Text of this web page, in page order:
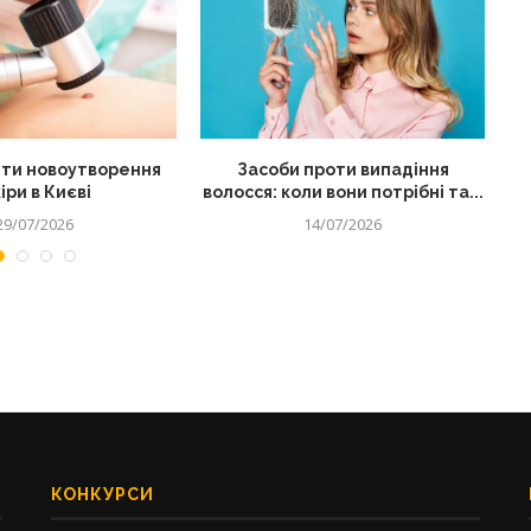
новоутворення
в Києві
07/2026
Засоби проти випадіння
волосся: коли вони потрібні та...
14/07/2026
КОНКУРСИ